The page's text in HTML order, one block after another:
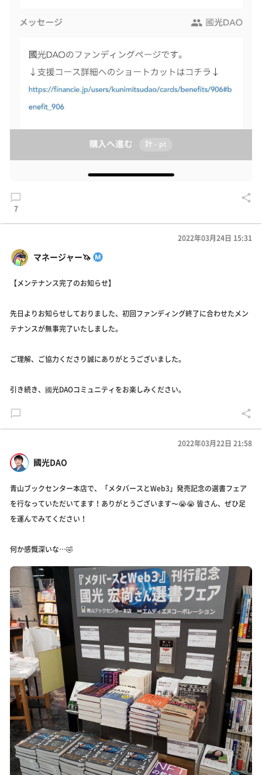
7
マネージャー🦄
2022年03月24日 15:31
【メンテナンス完了のお知らせ】
先日よりお知らせしておりました、初回ファンディング終了に合わせたメン
テナンスが無事完了いたしました。
ご理解、ご協力くださり誠にありがとうございました。
引き続き、國光DAOコミュニティをお楽しみください。
國光DAO
2022年03月22日 21:58
青山ブックセンター本店で、「メタバースとWeb3」発売記念の選書フェア
を行なっていただいてます！ありがとうございます〜😭😭 皆さん、ぜひ足
を運んでみてください！
何か感慨深いな…🤣